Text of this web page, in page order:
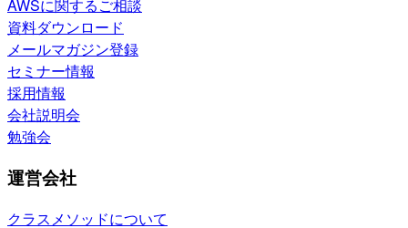
AWSに関するご相談
資料ダウンロード
メールマガジン登録
セミナー情報
採用情報
会社説明会
勉強会
運営会社
クラスメソッドについて